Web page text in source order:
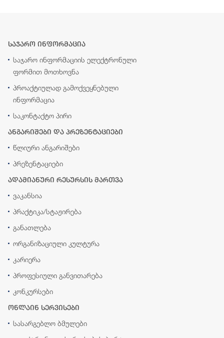
საჯარო ინფორმაცია
საჯარო ინფორმაციის ელექტრონული
ფორმით მოთხოვნა
პროაქტიულად გამოქვეყნებული
ინფორმაცია
საკონტაქტო პირი
ანგარიშები და პრეზენტაციები
წლიური ანგარიშები
პრეზენტაციები
ადამიანური რესურსის მართვა
ვაკანსია
პრაქტიკა/სტაჟირება
განათლება
ორგანიზაციული კულტურა
კარიერა
პროფესიული განვითარება
კონკურსები
ონლაინ სერვისები
სასარგებლო ბმულები